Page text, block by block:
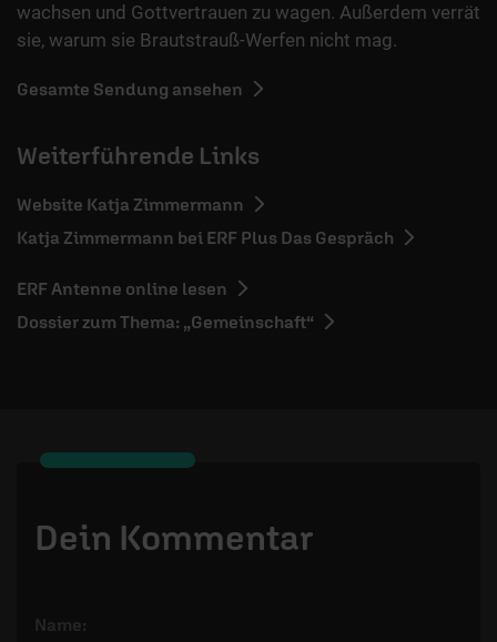
wachsen und Gottvertrauen zu wagen. Außerdem verrät
sie, warum sie Brautstrauß-Werfen nicht mag.
Gesamte Sendung ansehen
Weiterführende Links
Website Katja Zimmermann
Katja Zimmermann bei ERF Plus Das Gespräch
ERF Antenne online lesen
Dossier zum Thema: „Gemeinschaft“
Dein Kommentar
Name: